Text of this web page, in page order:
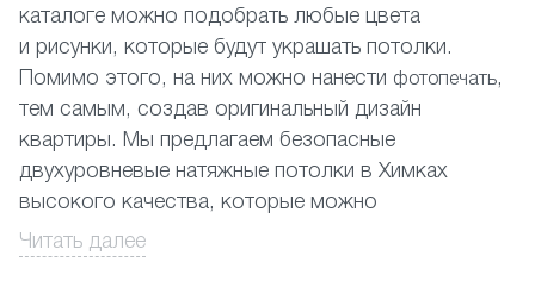
каталоге можно подобрать любые цвета
и рисунки, которые будут украшать потолки.
Помимо этого, на них можно нанести фотопечать,
тем самым, создав оригинальный дизайн
квартиры. Мы предлагаем безопасные
двухуровневые натяжные потолки в Химках
высокого качества, которые можно
устанавливать в любых помещениях.
Читать далее